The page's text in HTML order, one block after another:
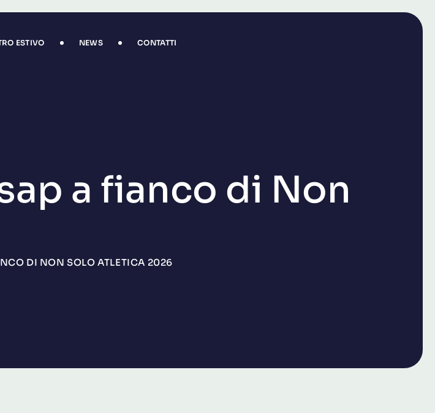
ESTIVO NEWS CONTATTI
a fianco di Non
DI NON SOLO ATLETICA 2026